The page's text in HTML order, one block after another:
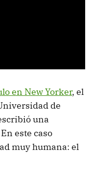
en New Yorker, el
de
una
este caso
muy humana: el